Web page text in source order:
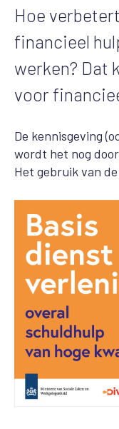
Hoe
financieel
werken? Dat
voor
De kennisgeving
wordt het nog
Het gebruik van